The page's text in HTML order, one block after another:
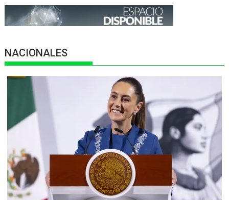
NACIONALES